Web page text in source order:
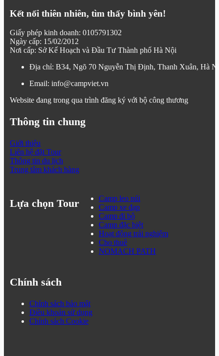
Kết nối thiên nhiên, tìm thấy bình yên!
Giấy phép kinh doanh: 0105791302
Ngày cấp: 15/02/2012
Nơi cấp: Sở Kế Hoạch và Đầu Tư Thành phố Hà Nội
Địa chỉ: B34, Ngõ 70 Nguyễn Thị Định, Thanh Xuân, Hà
Email: info@campviet.vn
Website đang trong qua trình đăng ký với bộ công thương
Thông tin chung
Giới thiệu
Liên hệ đặt Tour
Thông tin du lịch
Trung tâm khách hàng
Lựa chọn Tour
Camp leo núi
Camp xe đạp
Camp đi bộ
Camp đặc biệt
Hoạt động trải nghiệm
Cho thuê
NOMACH PATH
Chính sách
Chính sách bảo mật
Điều khoản sử dụng
Chính sách Cookie